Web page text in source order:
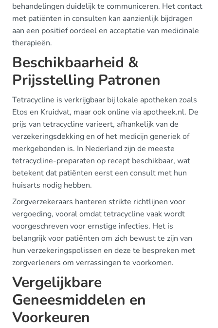
behandelingen duidelijk te communiceren. Het contact
met patiënten in consulten kan aanzienlijk bijdragen
aan een positief oordeel en acceptatie van medicinale
therapieën.
Beschikbaarheid &
Prijsstelling Patronen
Tetracycline is verkrijgbaar bij lokale apotheken zoals
Etos en Kruidvat, maar ook online via apotheek.nl. De
prijs van tetracycline varieert, afhankelijk van de
verzekeringsdekking en of het medicijn generiek of
merkgebonden is. In Nederland zijn de meeste
tetracycline-preparaten op recept beschikbaar, wat
betekent dat patiënten eerst een consult met hun
huisarts nodig hebben.
Zorgverzekeraars hanteren strikte richtlijnen voor
vergoeding, vooral omdat tetracycline vaak wordt
voorgeschreven voor ernstige infecties. Het is
belangrijk voor patiënten om zich bewust te zijn van
hun verzekeringspolissen en deze te bespreken met
zorgverleners om verrassingen te voorkomen.
Vergelijkbare
Geneesmiddelen en
Voorkeuren